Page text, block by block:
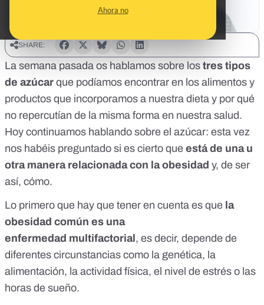
Ahora no
SHARE:
La semana pasada os hablamos sobre los tres tipos
de azúcar que podíamos encontrar en los alimentos y
productos que incorporamos a nuestra dieta y por qué
no repercutían de la misma forma en nuestra salud.
Hoy continuamos hablando sobre el azúcar: esta vez
nos habéis preguntado si es cierto que está de una u
otra manera relacionada con la obesidad y, de ser
así, cómo.
Lo primero que hay que tener en cuenta es que la
obesidad común es una
enfermedad multifactorial , es decir, depende de
diferentes circunstancias como la genética, la
alimentación, la actividad física, el nivel de estrés o las
horas de sueño.